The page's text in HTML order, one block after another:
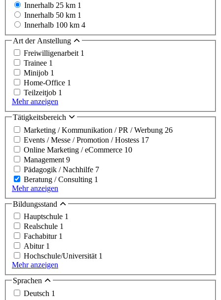
Innerhalb 25 km 1
Innerhalb 50 km 1
Innerhalb 100 km 4
Art der Anstellung
Freiwilligenarbeit 1
Trainee 1
Minijob 1
Home-Office 1
Teilzeitjob 1
Mehr anzeigen
Tätigkeitsbereich
Marketing / Kommunikation / PR / Werbung 26
Events / Messe / Promotion / Hostess 17
Online Marketing / eCommerce 10
Management 9
Pädagogik / Nachhilfe 7
Beratung / Consulting 1
Mehr anzeigen
Bildungsstand
Hauptschule 1
Realschule 1
Fachabitur 1
Abitur 1
Hochschule/Universität 1
Mehr anzeigen
Sprachen
Deutsch 1